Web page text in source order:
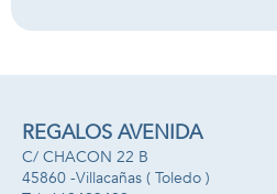
REGALOS AVENIDA
C/ CHACON 22 B
45860 -Villacañas ( Toledo )